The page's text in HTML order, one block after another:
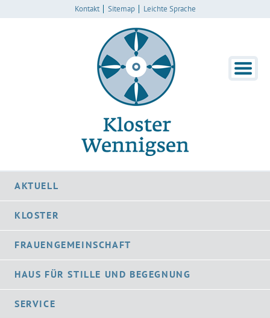
Kontakt Sitemap Leichte Sprache
AKTUELL
KLOSTER
FRAUENGEMEINSCHAFT
HAUS FÜR STILLE UND BEGEGNUNG
SERVICE